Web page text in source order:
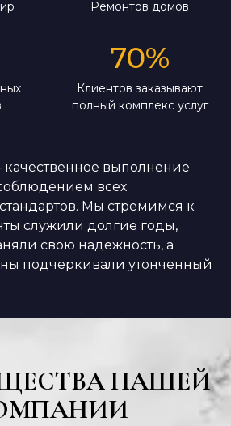
Ремонтов домов
70%
Клиентов заказывают
полный комплекс услуг
выполнение
всех
Мы стремимся к
служили долгие годы,
свою надежность, а
подчеркивали утонченный
НАШЕЙ